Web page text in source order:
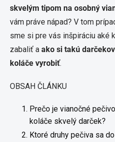
skvelým tipom na osobný
vám práve nápad? V tom
sme si pre vás inšpiráciu aké
zabaliť a ako si takú
koláče vyrobiť.
OBSAH ČLÁNKU
Prečo je vianočné
koláče skvelý darček?
Ktoré druhy pečiva sa